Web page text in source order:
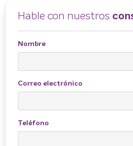
Hable con nuestros
Nombre
Correo electrónico
Teléfono